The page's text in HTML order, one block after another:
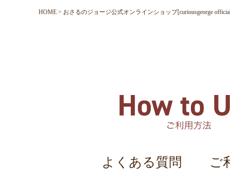
HOME おさるのジョージ公式オンラインショップ[curiousgeorge
よくある質問
ご